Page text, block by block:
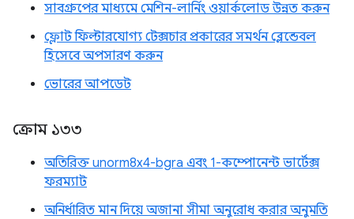
সাবগ্রুপের মাধ্যমে মেশিন-লার্নিং ওয়ার্কলোড উন্নত করুন
ফ্লোট ফিল্টারযোগ্য টেক্সচার প্রকারের সমর্থন ব্লেন্ডেবল
হিসেবে অপসারণ করুন
ভোরের আপডেট
ক্রোম ১৩৩
অতিরিক্ত unorm8x4-bgra এবং 1-কম্পোনেন্ট ভার্টেক্স
ফরম্যাট
অনির্ধারিত মান দিয়ে অজানা সীমা অনুরোধ করার অনুমতি